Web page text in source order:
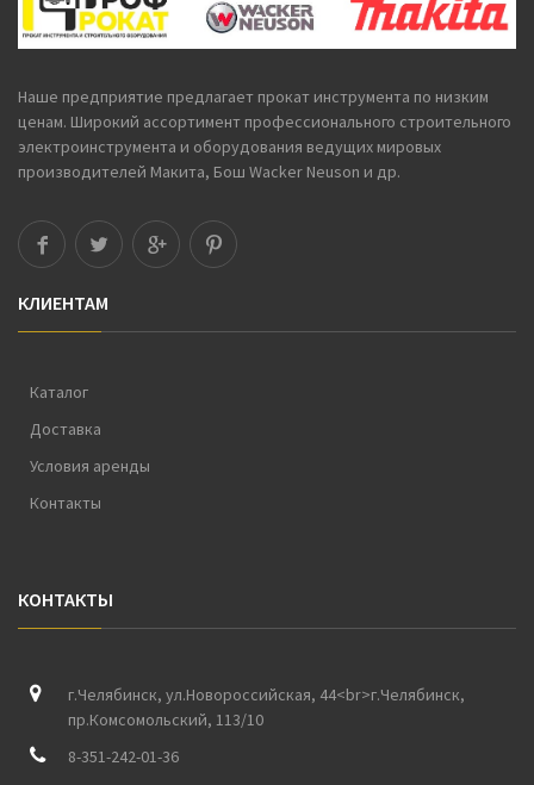
Наше предприятие предлагает прокат инструмента по низким
ценам. Широкий ассортимент профессионального строительного
электроинструмента и оборудования ведущих мировых
производителей Макита, Бош Wacker Neuson и др.
КЛИЕНТАМ
Каталог
Доставка
Условия аренды
Контакты
КОНТАКТЫ
г.Челябинск, ул.Новороссийская, 44<br>г.Челябинск,
пр.Комсомольский, 113/10
8-351-242-01-36